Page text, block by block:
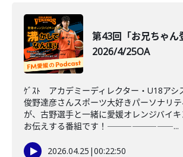
第43回「お兄ちゃん
2026/4/25OA
ｹﾞｽﾄ アカデミーディレクター・U18アシ
俊野達彦さんスポーツ大好きパーソナリ
が、古野選手と一緒に愛媛オレンジバイ
お伝えする番組です！――――――――...
2026.04.25 |00:22:50